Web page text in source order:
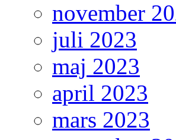
november
juli 2023
maj 2023
april 2023
mars 2023